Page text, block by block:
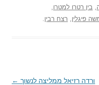
בין רטרו למטרו
פיגלין רצח רבין
ורדה רזיאל ממליצה לנשוך ←